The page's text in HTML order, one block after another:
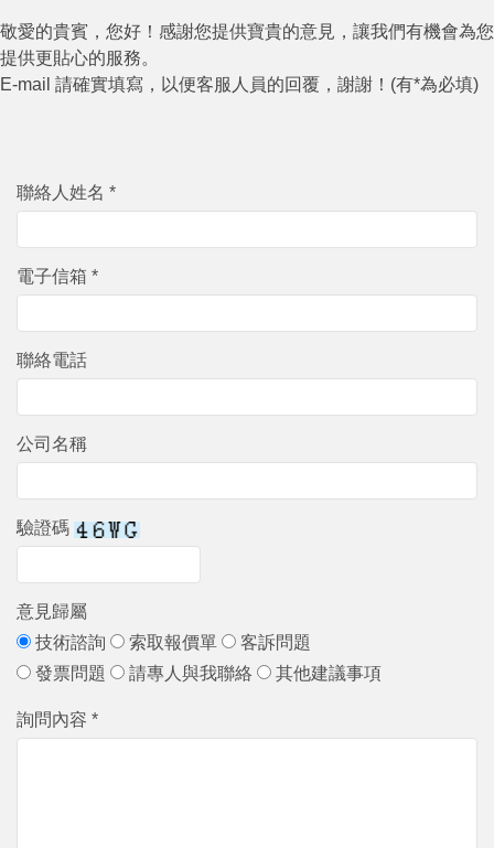
敬愛的貴賓，您好！感謝您提供寶貴的意見，讓我們有機會為您
提供更貼心的服務。
E-mail 請確實填寫，以便客服人員的回覆，謝謝！(有*為必填)
聯絡人姓名 *
電子信箱 *
聯絡電話
公司名稱
驗證碼
意見歸屬
技術諮詢
索取報價單
客訴問題
發票問題
請專人與我聯絡 其他建議事項
詢問內容 *